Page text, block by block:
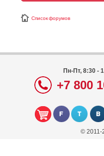
Список форумов
Пн-Пт, 8:30 -
+7 800
© 2011-